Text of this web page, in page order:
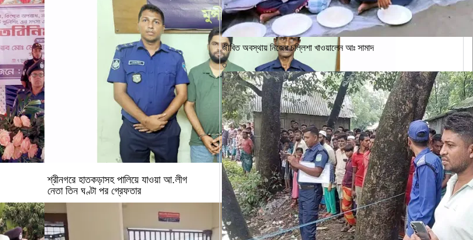
শ্রীনগরে হাতকড়াসহ পালিয়ে যাওয়া আ.লীগ
নেতা তিন ঘণ্টা পর গ্রেফতার
জীবিত অবস্থায় নিজের চল্লিশা খাওয়ালেন আঃ সামাদ
৩